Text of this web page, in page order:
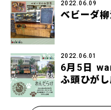
2022.06.09
ベビーダ
2022.06.01
6月5日
ふ頭ひが